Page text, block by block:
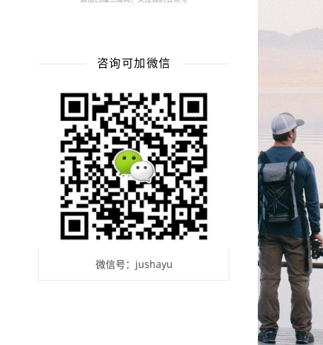
咨询可加微信
微信号：jushayu